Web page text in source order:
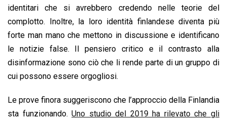
identitari che si avrebbero credendo nelle teorie del
complotto. Inoltre, la loro identità finlandese diventa più
forte man mano che mettono in discussione e identificano
le notizie false. Il pensiero critico e il contrasto alla
disinformazione sono ciò che li rende parte di un gruppo di
cui possono essere orgogliosi.
Le prove finora suggeriscono che l’approccio della Finlandia
sta funzionando.Uno studio del 2019 ha rilevato che gli